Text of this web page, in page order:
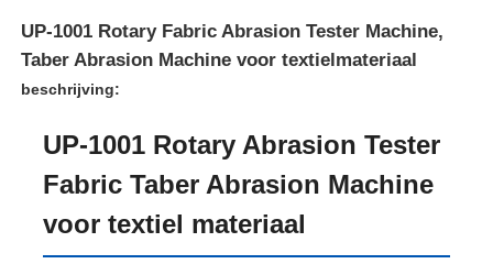
UP-1001 Rotary Fabric Abrasion Tester Machine,
Taber Abrasion Machine voor textielmateriaal
beschrijving:
UP-1001 Rotary Abrasion Tester
Fabric Taber Abrasion Machine
voor textiel materiaal